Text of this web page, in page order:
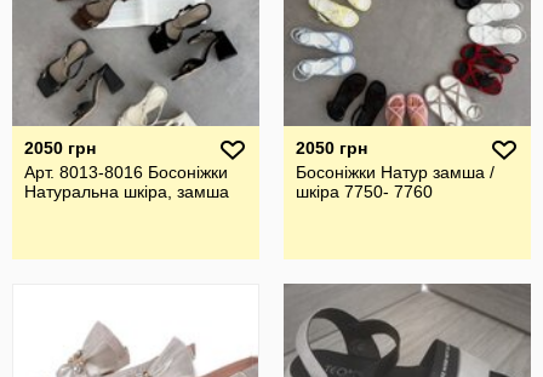
2050 грн
Арт. 8013-8016 Босоніжки
Натуральна шкіра, замша
2050 грн
Босоніжки Натур замша /
шкіра 7750- 7760